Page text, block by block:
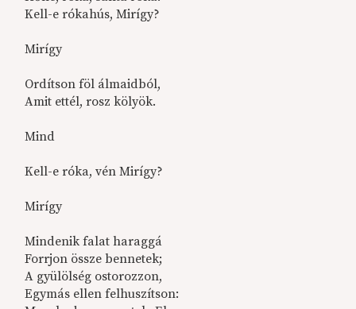
Kell-e rókahús, Mirígy?
Mirígy
Ordítson föl álmaidból,
Amit ettél, rosz kölyök.
Mind
Kell-e róka, vén Mirígy?
Mirígy
Mindenik falat haraggá
Forrjon össze bennetek;
A gyülölség ostorozzon,
Egymás ellen felhuszítson: